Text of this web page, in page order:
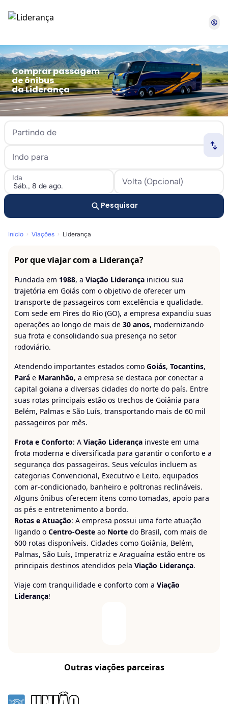
account_circle
Comprar passagem
de ônibus
da Liderança
Partindo de
Indo para
swap_horiz
Ida Volta (Opcional)
search Pesquisar
Início Viações Liderança
Por que viajar com a Liderança?
Fundada em 1988, a Viação Liderança iniciou sua
trajetória em Goiás com o objetivo de oferecer um
transporte de passageiros com excelência e qualidade.
Com sede em Pires do Rio (GO), a empresa expandiu suas
operações ao longo de mais de 30 anos, modernizando
sua frota e consolidando sua presença no setor
rodoviário.
Atendendo importantes estados como Goiás, Tocantins,
Pará e Maranhão, a empresa se destaca por conectar a
capital goiana a diversas cidades do norte do país. Entre
suas rotas principais estão os trechos de Goiânia para
Belém, Palmas e São Luís, transportando mais de 60 mil
passageiros por mês.
Frota e Conforto: A Viação Liderança investe em uma
frota moderna e diversificada para garantir o conforto e a
segurança dos passageiros. Seus veículos incluem as
categorias Convencional, Executivo e Leito, equipados
com ar-condicionado, banheiro e poltronas reclináveis.
Alguns ônibus oferecem itens como tomadas, apoio para
os pés e entretenimento a bordo.
Rotas e Atuação: A empresa possui uma forte atuação
ligando o Centro-Oeste ao Norte do Brasil, com mais de
600 rotas disponíveis. Cidades como Goiânia, Belém,
Palmas, São Luís, Imperatriz e Araguaína estão entre os
principais destinos atendidos pela Viação Liderança.
Viaje com tranquilidade e conforto com a Viação
Liderança!
Outras viações parceiras